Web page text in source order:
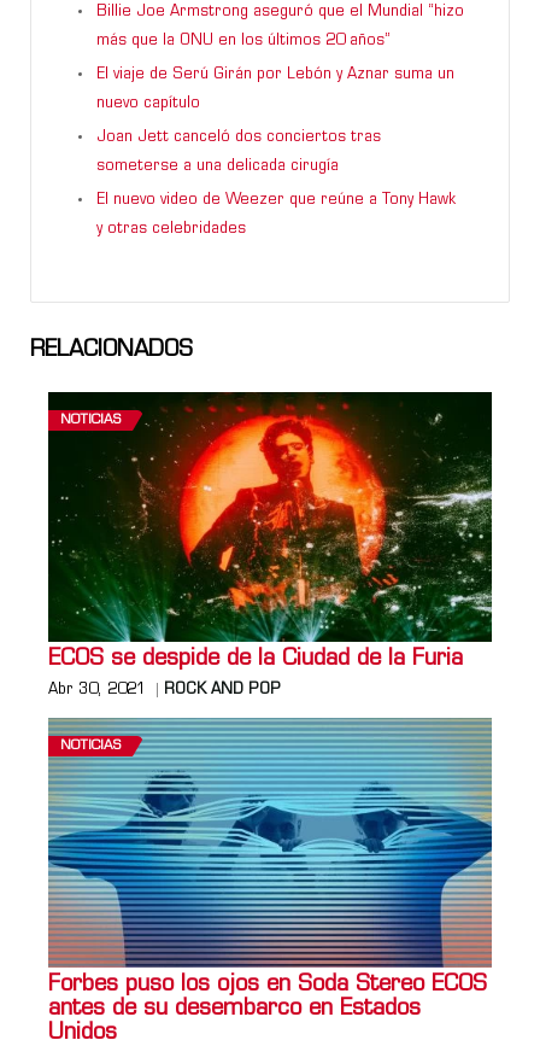
Billie Joe Armstrong aseguró que el Mundial “hizo
más que la ONU en los últimos 20 años”
El viaje de Serú Girán por Lebón y Aznar suma un
nuevo capítulo
Joan Jett canceló dos conciertos tras
someterse a una delicada cirugía
El nuevo video de Weezer que reúne a Tony Hawk
y otras celebridades
RELACIONADOS
NOTICIAS
ECOS se despide de la Ciudad de la Furia
Abr 30, 2021 ROCK AND POP
NOTICIAS
Forbes puso los ojos en Soda Stereo ECOS
antes de su desembarco en Estados
Unidos